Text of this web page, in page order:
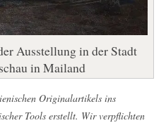
Ausstellung in der Stadt
in Mailand
Originalartikels ins
Tools erstellt. Wir verpflichten